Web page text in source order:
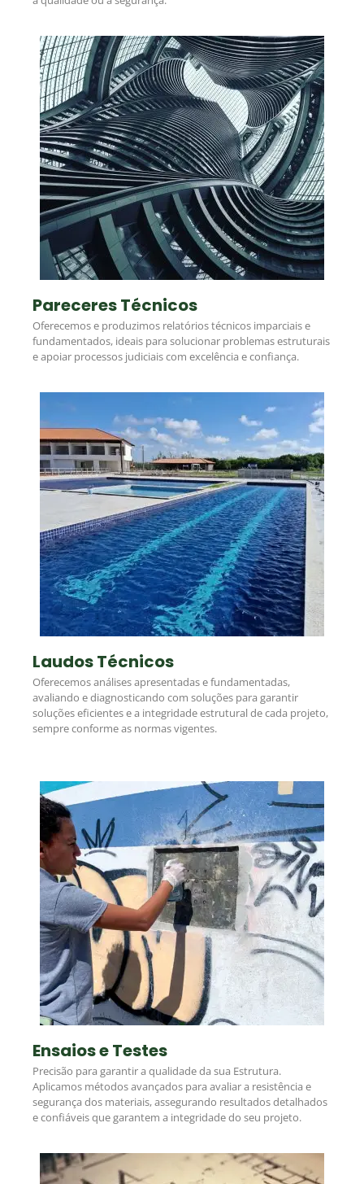
Pareceres Técnicos
Oferecemos e produzimos relatórios técnicos imparciais e
fundamentados, ideais para solucionar problemas estruturais
e apoiar processos judiciais com excelência e confiança.
Laudos Técnicos
Oferecemos análises apresentadas e fundamentadas,
avaliando e diagnosticando com soluções para garantir
soluções eficientes e a integridade estrutural de cada projeto,
sempre conforme as normas vigentes.
Ensaios e Testes
Precisão para garantir a qualidade da sua Estrutura.
Aplicamos métodos avançados para avaliar a resistência e
segurança dos materiais, assegurando resultados detalhados
e confiáveis que garantem a integridade do seu projeto.